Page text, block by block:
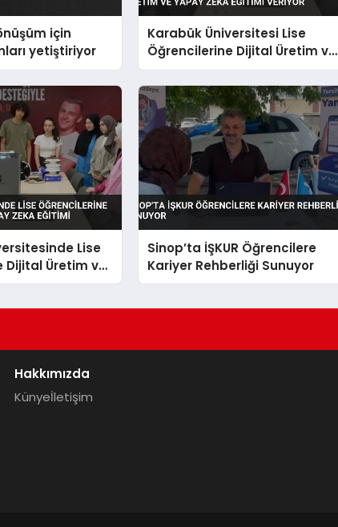
için
yetiştiriyor
Karabük Üniversitesi Lise
Öğrencilerine Dijital Üretim ve
Yapay Zeka Eğitimi Veriyor
Lise
Dijital Üretim ve
Sinop’ta İŞKUR Öğrencilere
Kariyer Rehberliği Sunuyor
Hakkımızda
Künyeİletişim